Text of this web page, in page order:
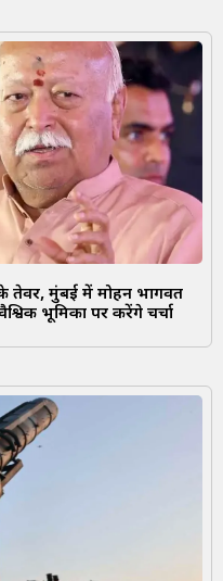
मुंबई में मोहन भागवत
भूमिका पर करेंगे चर्चा